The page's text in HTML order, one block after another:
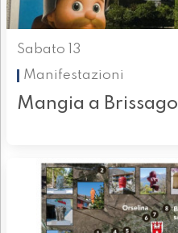
Sabato 13
Manifestazioni
Mangia a Brissago